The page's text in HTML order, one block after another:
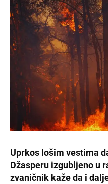
Uprkos lošim vestima
Džasperu izgubljeno u
zvaničnik kaže da i